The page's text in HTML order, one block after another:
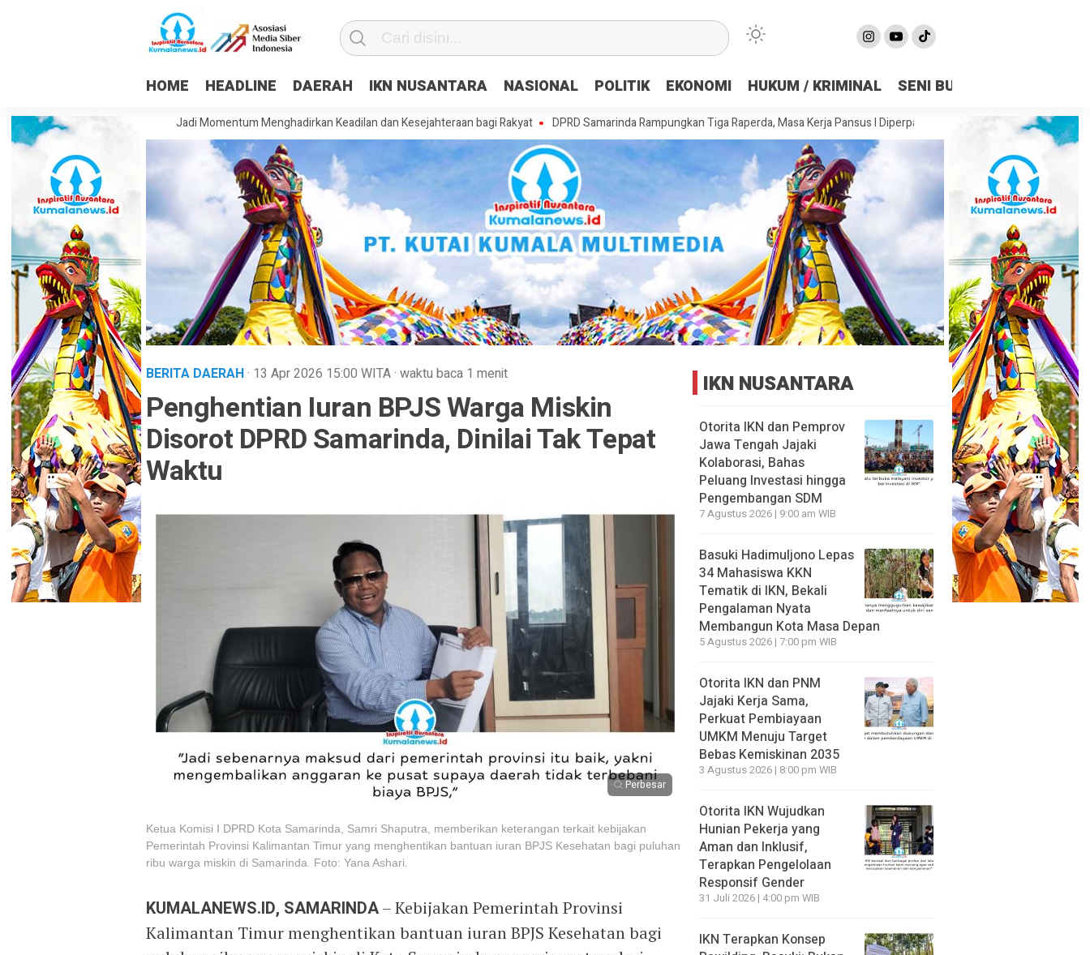
HOME HEADLINE DAERAH IKN NUSANTARA NASIONAL POLITIK EKONOMI HUKUM / KRIMINAL SENI BUDAYA
HUT ke-81 RI Harus Jadi Momentum Menghadirkan Keadilan dan Kesejahteraan bagi Rakyat DPRD Samarinda Rampungkan Tiga Raperda, Masa Kerja Pansus I Diperpanjang Demi Matangkan Substansi DPRD
BERITA DAERAH· 13 Apr 2026 15:00 WITA· waktu baca 1 menit
Penghentian Iuran BPJS Warga Miskin
Disorot DPRD Samarinda, Dinilai Tak Tepat
Waktu
Perbesar
Ketua Komisi I DPRD Kota Samarinda, Samri Shaputra, memberikan keterangan terkait kebijakan
Pemerintah Provinsi Kalimantan Timur yang menghentikan bantuan iuran BPJS Kesehatan bagi puluhan
ribu warga miskin di Samarinda. Foto: Yana Ashari.
KUMALANEWS.ID, SAMARINDA– Kebijakan Pemerintah Provinsi
Kalimantan Timur menghentikan bantuan iuran BPJS Kesehatan bagi
IKN NUSANTARA
Otorita IKN dan Pemprov
Jawa Tengah Jajaki
Kolaborasi, Bahas
Peluang Investasi hingga
Pengembangan SDM
7 Agustus 2026 | 9:00 am WIB
Basuki Hadimuljono Lepas
34 Mahasiswa KKN
Tematik di IKN, Bekali
Pengalaman Nyata
Membangun Kota Masa Depan
5 Agustus 2026 | 7:00 pm WIB
Otorita IKN dan PNM
Jajaki Kerja Sama,
Perkuat Pembiayaan
UMKM Menuju Target
Bebas Kemiskinan 2035
3 Agustus 2026 | 8:00 pm WIB
Otorita IKN Wujudkan
Hunian Pekerja yang
Aman dan Inklusif,
Terapkan Pengelolaan
Responsif Gender
31 Juli 2026 | 4:00 pm WIB
IKN Terapkan Konsep